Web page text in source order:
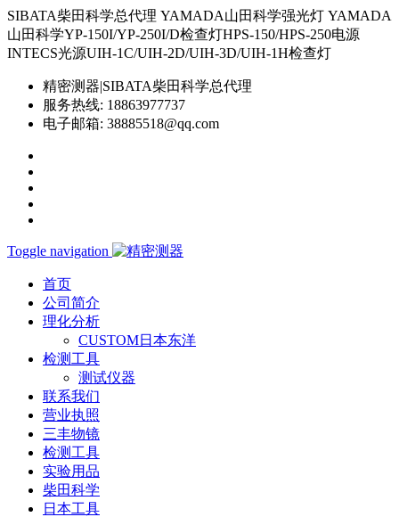
SIBATA柴田科学总代理 YAMADA山田科学强光灯 YAMADA
山田科学YP-150I/YP-250I/D检查灯HPS-150/HPS-250电源
INTECS光源UIH-1C/UIH-2D/UIH-3D/UIH-1H检查灯
精密测器|SIBATA柴田科学总代理
服务热线: 18863977737
电子邮箱: 38885518@qq.com
Toggle navigation
首页
公司简介
理化分析
CUSTOM日本东洋
检测工具
测试仪器
联系我们
营业执照
三丰物镜
检测工具
实验用品
柴田科学
日本工具